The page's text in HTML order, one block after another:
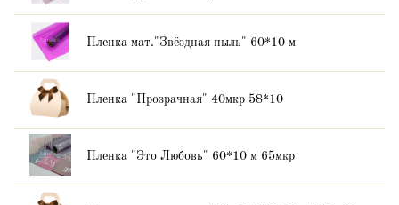
Пленка мат."Звёздная пыль" 60*10 м
Пленка "Прозрачная" 40мкр 58*10
Пленка "Это Любовь" 60*10 м 65мкр